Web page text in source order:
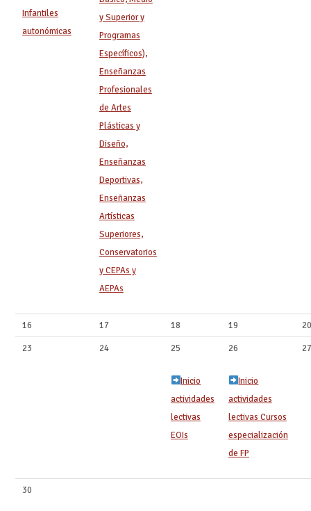
Infantiles
autonómicas
y Superior y
Programas
Específicos),
Enseñanzas
Profesionales
de Artes
Plásticas y
Diseño,
Enseñanzas
Deportivas,
Enseñanzas
Artísticas
Superiores,
Conservatorios
y CEPAs y
AEPAs
16 17 18 19 20
23 24 25
Inicio
actividades
lectivas
EOIs
26
Inicio
actividades
lectivas Cursos
especialización
de FP
27
30